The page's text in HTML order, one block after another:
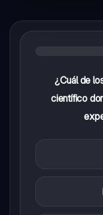
¿Cuál de
científico